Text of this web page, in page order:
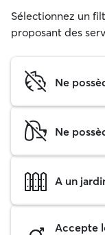
Sélectionnez un
proposant des
Ne
Ne
A un
Accepte